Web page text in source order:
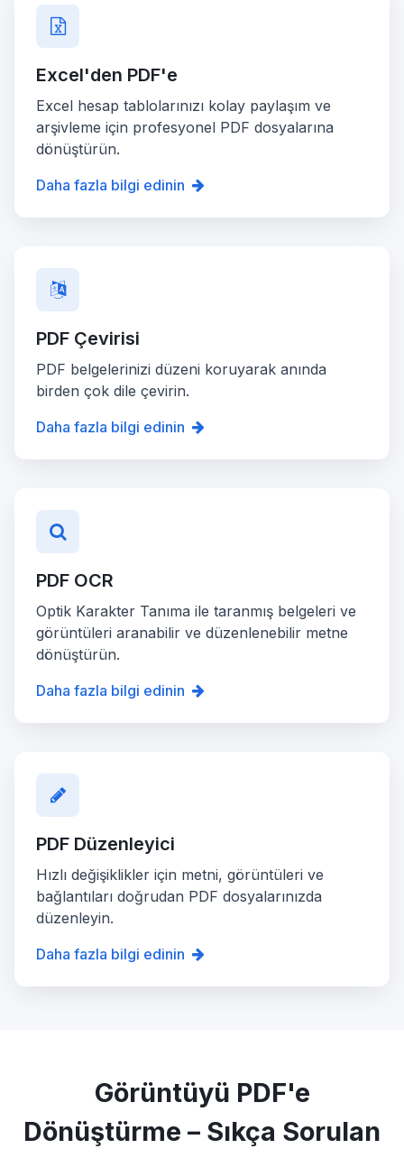
Excel'den PDF'e
Excel hesap tablolarınızı kolay paylaşım ve
arşivleme için profesyonel PDF dosyalarına
dönüştürün.
Daha fazla bilgi edinin
PDF Çevirisi
PDF belgelerinizi düzeni koruyarak anında
birden çok dile çevirin.
Daha fazla bilgi edinin
PDF OCR
Optik Karakter Tanıma ile taranmış belgeleri ve
görüntüleri aranabilir ve düzenlenebilir metne
dönüştürün.
Daha fazla bilgi edinin
PDF Düzenleyici
Hızlı değişiklikler için metni, görüntüleri ve
bağlantıları doğrudan PDF dosyalarınızda
düzenleyin.
Daha fazla bilgi edinin
Görüntüyü PDF'e
Dönüştürme – Sıkça Sorulan